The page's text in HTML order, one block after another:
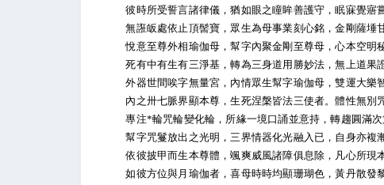
彼時所受誓言諸律儀，猶如眼之瞳眸善護守，眠寐覺寤嘗
無誑皈處依止頂髻寶，眾生為母事業刻心銘，金剛薩埵甘
悅意至尊外相瑜伽母，幫字內聚金剛至尊母，心本空明秘
死有中有生有三淨基，轉為三身道用勝妙法，無上道果證
外器世間唉字無量宮，內情眾生幫字瑜伽母，雙運大樂智
內之卅七脈界顯本尊，生死涅槃皆法三使者。體性無別咒
專注*輪咒輪變化輪，所緣一境口誦並意持，轉趨圓滿次
幫字咒鬘放出之光明，三界情器化光融入已，自身亦複漸
依彼披甲而生本尊體，颯爽威風諸障俱息除，凡心所現本
如彼方位與月瑜伽者，喜母時時均顯珊瑚色，黃丹散發黎